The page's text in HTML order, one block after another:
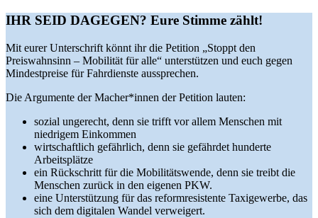
IHR SEID DAGEGEN? Eure Stimme zählt!
Mit eurer Unterschrift könnt ihr die Petition „Stoppt den
Preiswahnsinn – Mobilität für alle“ unterstützen und euch gegen
Mindestpreise für Fahrdienste aussprechen.
Die Argumente der Macher*innen der Petition lauten:
sozial ungerecht, denn sie trifft vor allem Menschen mit
niedrigem Einkommen
wirtschaftlich gefährlich, denn sie gefährdet hunderte
Arbeitsplätze
ein Rückschritt für die Mobilitätswende, denn sie treibt die
Menschen zurück in den eigenen PKW.
eine Unterstützung für das reformresistente Taxigewerbe, das
sich dem digitalen Wandel verweigert.